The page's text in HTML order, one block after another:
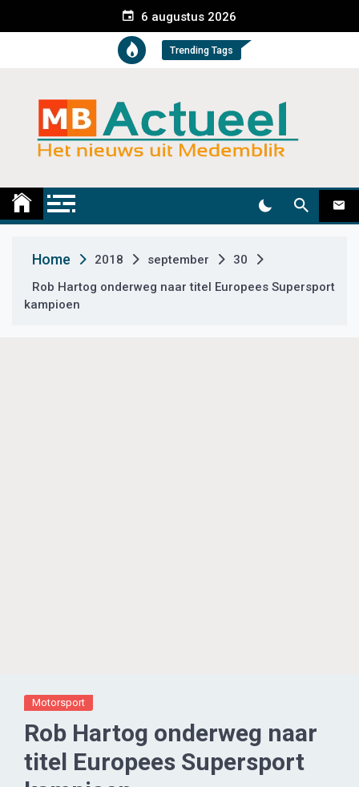
e
t
6 augustus 2026
Trending Tags
Medemblik Actueel
Home 2018 september
30
Rob Hartog onderweg naar titel Europees Supersport
kampioen
Motorsport
Rob Hartog onderweg naar
titel Europees Supersport